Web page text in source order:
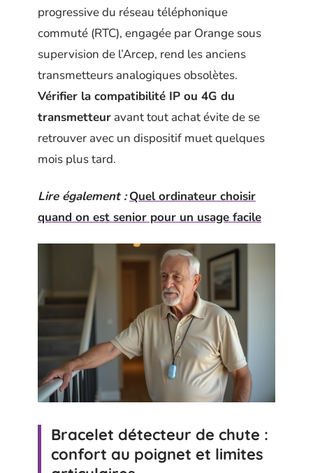
progressive du réseau téléphonique
commuté (RTC), engagée par Orange sous
supervision de l’Arcep, rend les anciens
transmetteurs analogiques obsolètes.
Vérifier la compatibilité IP ou 4G du
transmetteur avant tout achat évite de se
retrouver avec un dispositif muet quelques
mois plus tard.
Lire également : Quel ordinateur choisir
quand on est senior pour un usage facile
Bracelet détecteur de chute :
confort au poignet et limites